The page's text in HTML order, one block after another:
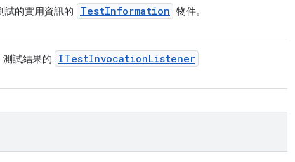
試的實用資訊的 TestInformation 物件。
測試結果的 ITestInvocationListener